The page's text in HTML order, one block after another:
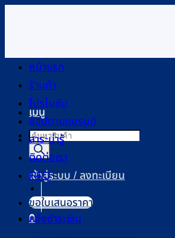
เนื้อหา
เมนู
Products
search
เข้าสู่ระบบ / ลงทะเบียน
0
หน้าแรก
ร้านค้า
โปรโมชัน
ช้อปตามแบรนด์
สาระน่ารู้
ติดต่อเรา
FAQ
ขอใบเสนอราคา
แจ้งชำระเงิน